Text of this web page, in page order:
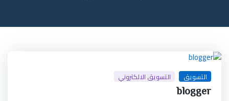
التسويق التسويق الالكتروني
blogger